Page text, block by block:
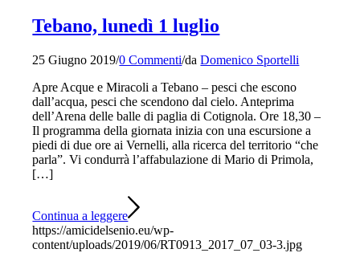
Tebano, lunedì 1 luglio
25 Giugno 2019/0 Commenti/daDomenico Sportelli
Apre Acque e Miracoli a Tebano – pesci che escono
dall’acqua, pesci che scendono dal cielo. Anteprima
dell’Arena delle balle di paglia di Cotignola. Ore 18,30 –
Il programma della giornata inizia con una escursione a
piedi di due ore ai Vernelli, alla ricerca del territorio “che
parla”. Vi condurrà l’affabulazione di Mario di Primola,
[…]
Continua a leggere
https://amicidelsenio.eu/wp-
content/uploads/2019/06/RT0913_2017_07_03-3.jpg